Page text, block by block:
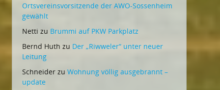
Ortsvereinsvorsitzende der AWO-Sossenheim
gewählt
Netti zu Brummi auf PKW Parkplatz
Bernd Huth zu Der „Riwweler“ unter neuer
Leitung
Schneider zu Wohnung völlig ausgebrannt –
update